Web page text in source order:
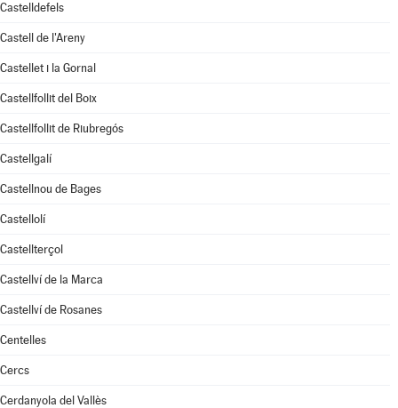
Castelldefels
Castell de l'Areny
Castellet i la Gornal
Castellfollit del Boix
Castellfollit de Riubregós
Castellgalí
Castellnou de Bages
Castellolí
Castellterçol
Castellví de la Marca
Castellví de Rosanes
Centelles
Cercs
Cerdanyola del Vallès